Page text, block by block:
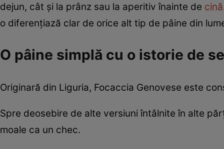
dejun, cât și la prânz sau la aperitiv înainte de cină
o diferențiază clar de orice alt tip de pâine din
O pâine simplă cu o istorie de
Originară din Liguria, Focaccia Genovese este
Spre deosebire de alte versiuni întâlnite în alte
moale ca un chec.